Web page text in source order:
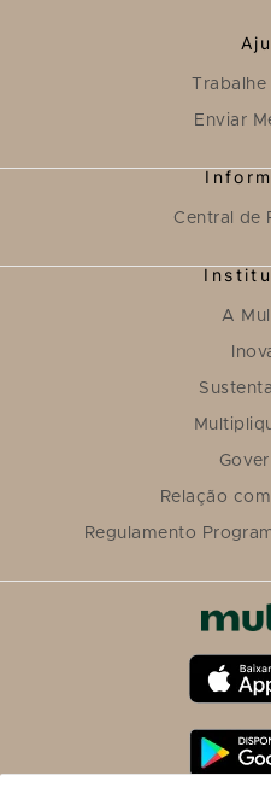
Trabalhe
Enviar
Central de
A
Relação
Regulamento